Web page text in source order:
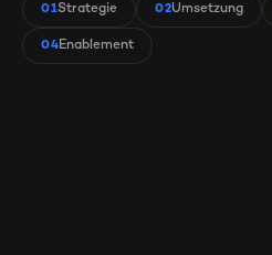
01Strategie 02Umsetzung
04Enablement